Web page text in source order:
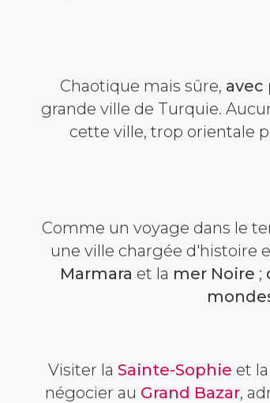
Chaotique mais sûre, avec
grande ville de Turquie.
cette ville, trop orientale
Comme un voyage dans le
une ville chargée d'histoire
Marmara et la mer Noire ;
Visiter la Sainte-Sophie et la
négocier au Grand Bazar,